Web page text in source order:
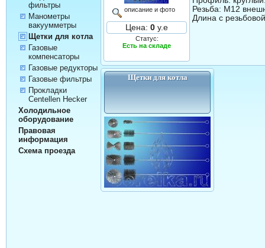
фильтры
Манометры
вакуумметры
Щетки для котла
Газовые
компенсаторы
Газовые редукторы
Газовые фильтры
Прокладки
Centellen Hecker
Холодильное
оборудование
Правовая
информация
Схема проезда
описание и фото
Цена: 0 у.е
Статус:
Есть на складе
Резьба: М12
Щетки для котла